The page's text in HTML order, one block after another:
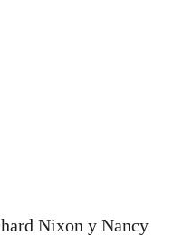
Nixon y Nancy